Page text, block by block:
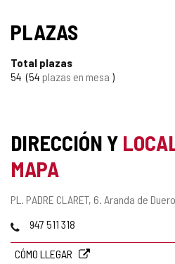
cuadernos
PLAZAS
Total plazas
54 54 plazas en mesa
DIRECCIÓN Y
MAPA
Dirección
PL. PADRE CLARET, 6. Aranda de Duero.
Teléfonos
947 511 318
CÓMO LLEGAR